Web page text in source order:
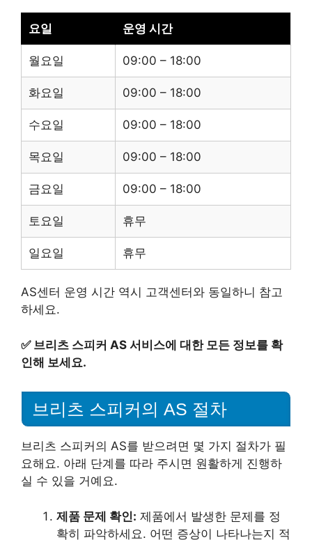
요일 운영 시간
월요일 09:00 – 18:00
화요일 09:00 – 18:00
수요일 09:00 – 18:00
목요일 09:00 – 18:00
금요일 09:00 – 18:00
토요일 휴무
일요일 휴무
AS센터 운영 시간 역시 고객센터와 동일하니 참고
하세요.
✅ 브리츠 스피커 AS 서비스에 대한 모든 정보를 확
인해 보세요.
브리츠 스피커의 AS 절차
브리츠 스피커의 AS를 받으려면 몇 가지 절차가 필
요해요. 아래 단계를 따라 주시면 원활하게 진행하
실 수 있을 거예요.
제품 문제 확인: 제품에서 발생한 문제를 정
확히 파악하세요. 어떤 증상이 나타나는지 적